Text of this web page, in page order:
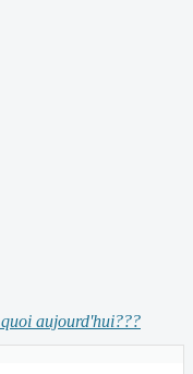
aujourd'hui???